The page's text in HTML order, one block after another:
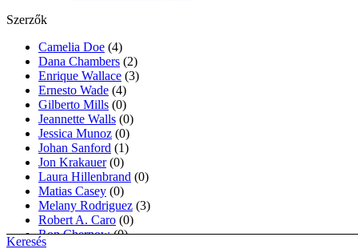
Szerzők
Camelia Doe (4)
Dana Chambers (2)
Enrique Wallace (3)
Ernesto Wade (4)
Gilberto Mills (0)
Jeannette Walls (0)
Jessica Munoz (0)
Johan Sanford (1)
Jon Krakauer (0)
Laura Hillenbrand (0)
Matias Casey (0)
Melany Rodriguez (3)
Robert A. Caro (0)
Ron Chernow (0)
Keresés